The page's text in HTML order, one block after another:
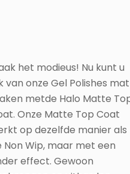
metde Halo Matte Top
Onze Matte Top Coat
op dezelfde manier als
Non Wip, maar met een
effect. Gewoon
en uitharden -
is niet nodig!